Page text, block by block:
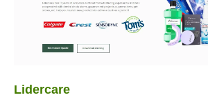
Lidercare